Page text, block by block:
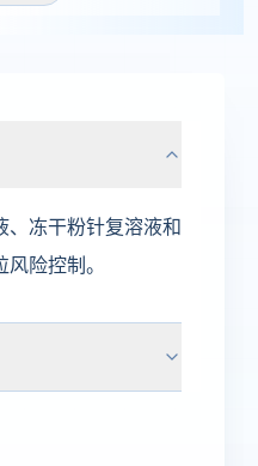
、冻干粉针复溶液和
险控制。